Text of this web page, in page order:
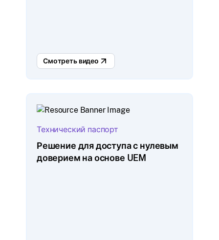
Смотреть видео
Технический паспорт
Решение для доступа с нулевым
доверием на основе UEM